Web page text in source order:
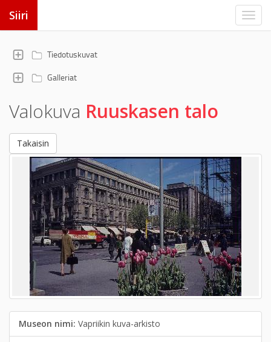
Siiri
Tiedotuskuvat
Galleriat
Valokuva Ruuskasen talo
Takaisin
Museon nimi: Vapriikin kuva-arkisto